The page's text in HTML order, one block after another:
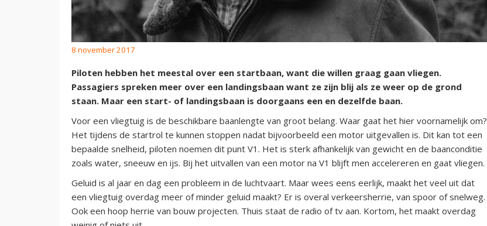
8 november 2017
Piloten hebben het meestal over een startbaan, want die willen graag gaan vliegen.
Passagiers spreken meer over een landingsbaan want ze zijn blij als ze weer op de grond
staan. Maar een start- of landingsbaan is doorgaans een en dezelfde baan.
Voor een vliegtuig is de beschikbare baanlengte van groot belang. Waar gaat het hier voornamelijk om?
Het tijdens de startrol te kunnen stoppen nadat bijvoorbeeld een motor uitgevallen is. Dit kan tot een
bepaalde snelheid, piloten noemen dit punt V1. Het is sterk afhankelijk van gewicht en de baanconditie
zoals water, sneeuw en ijs. Bij het uitvallen van een motor na V1 blijft men accelereren en gaat vliegen.
Geluid is al jaar en dag een probleem in de luchtvaart. Maar wees eens eerlijk, maakt het veel uit dat
een vliegtuig overdag meer of minder geluid maakt? Er is overal verkeersherrie, van spoor of snelweg.
Ook een hoop herrie van bouw projecten. Thuis staat de radio of tv aan. Kortom, het maakt overdag